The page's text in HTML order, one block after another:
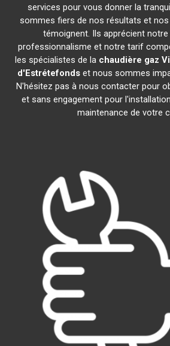
services pour vous donner la
sommes fiers de nos résultats et
témoignent. Ils apprécient
professionnalisme et notre tarif
les spécialistes de la chaudière gaz
d'Estrétefonds et nous sommes
N'hésitez pas à nous contacter pour
et sans engagement pour
maintenance de votre